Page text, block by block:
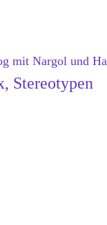
mit Nargol und
, Stereotypen